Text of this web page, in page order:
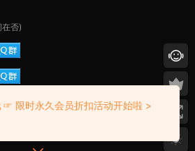
否)
☞ 限时永久会员折扣活动开始啦 >